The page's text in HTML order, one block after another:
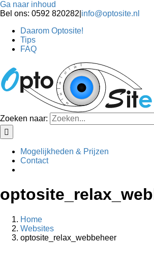
Ga naar inhoud
Bel ons: 0592 820282 info@optosite.nl
Daarom Optosite!
Tips
FAQ
Zoeken naar:
Mogelijkheden & Prijzen
Contact
Home
Websites
optosite_relax_webbeheer